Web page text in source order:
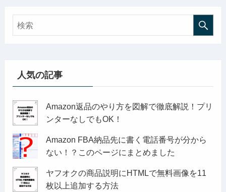
人気の記事
Amazon返品のやり方を図解で徹底解説！プリ
ンターなしでもOK！
Amazon FBA納品先に書く電話番号が分から
ない！？このページにまとめました
ヤフオクの商品説明にHTMLで無料画像を11
枚以上追加する方法